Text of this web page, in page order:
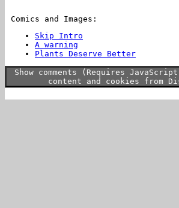
Comics and Images:
Skip Intro
A warning
Plants Deserve Better
Show comments (Requires
content and cookies from